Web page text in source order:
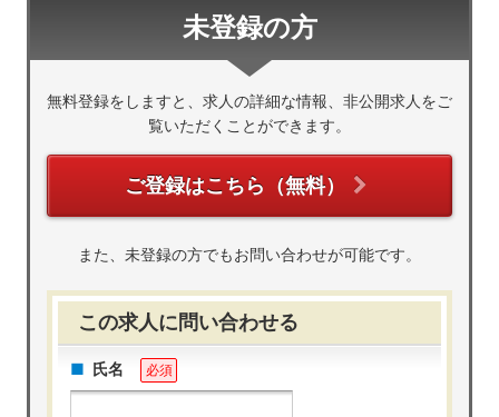
未登録の方
無料登録をしますと、求人の詳細な情報、非公開求人をご
覧いただくことができます。
ご登録はこちら（無料）
また、未登録の方でもお問い合わせが可能です。
この求人に問い合わせる
氏名 必須